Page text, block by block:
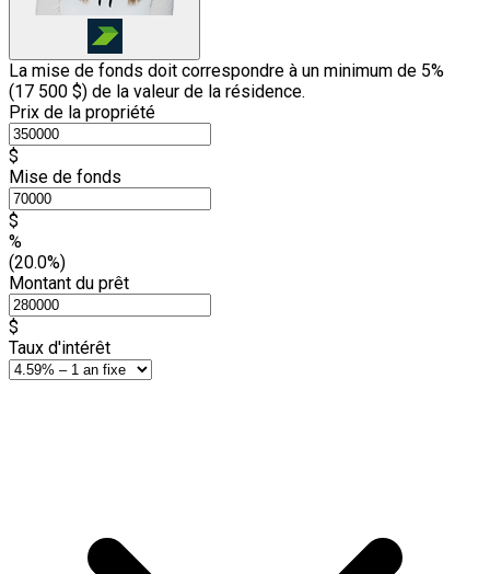
La mise de fonds doit correspondre à un minimum de 5%
(17 500 $) de la valeur de la résidence.
Prix de la propriété
$
Mise de fonds
$
%
(20.0%)
Montant du prêt
$
Taux d'intérêt